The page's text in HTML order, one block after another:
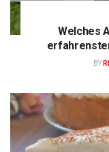
Welches
BY